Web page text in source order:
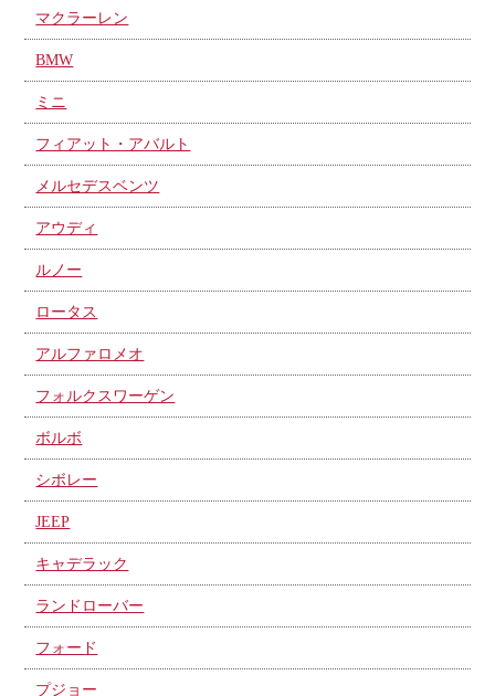
マクラーレン
BMW
ミニ
フィアット・アバルト
メルセデスベンツ
アウディ
ルノー
ロータス
アルファロメオ
フォルクスワーゲン
ボルボ
シボレー
JEEP
キャデラック
ランドローバー
フォード
プジョー